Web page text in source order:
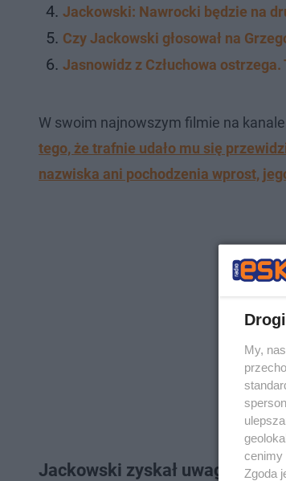
Jackowski: Nawrocki będzie na
Czy Jackowski głosował na
Jasnowidz z Człuchowa ostrzega.
W swoim najnowszym filmie na
tego, że trafnie udało mu się
nazwiska ani pochodzenia wprost,
Jackowski zyskał uwagę po
My,
cenimy
Zgoda